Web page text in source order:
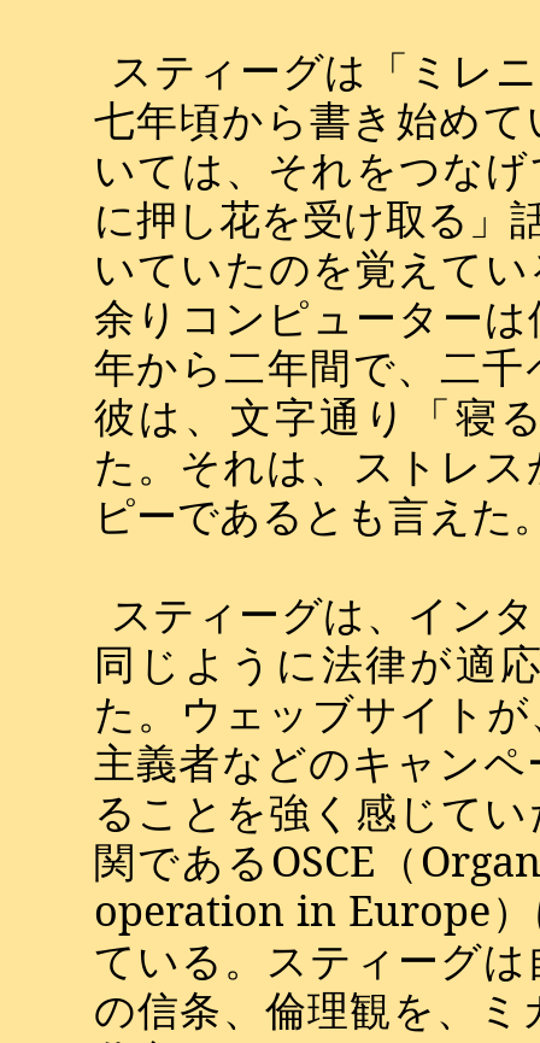
スティーグは「ミレ
七年頃から書き始め
いては、それをつな
に押し花を受け取る」
いていたのを覚えて
余りコンピューター
年から二年間で、二
彼は、文字通り「寝
た。それは、ストレ
ピーであるとも言えた
スティーグは、イン
同じように法律が適
た。ウェッブサイト
主義者などのキャン
ることを強く感じて
関であるOSCE （
operation in Europe
ている。スティーグ
の信条、倫理観を、